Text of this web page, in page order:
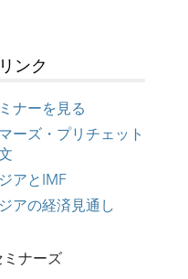
ンク
ナーを見る
ーズ・プリチェット
アとIMF
アの経済見通し
ナーズ